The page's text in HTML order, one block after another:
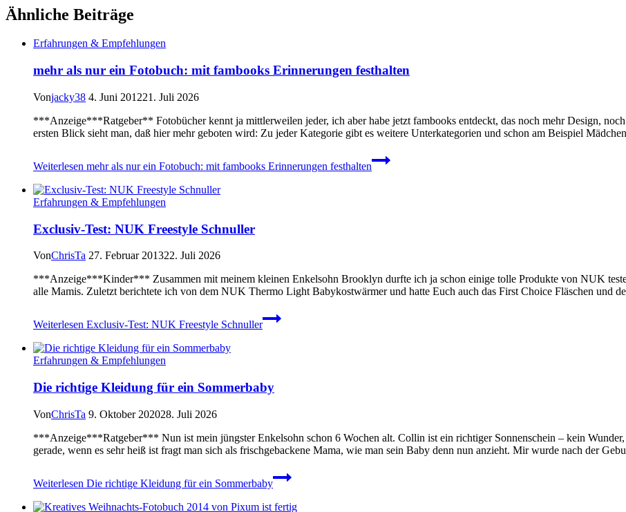
Ähnliche Beiträge
Erfahrungen & Empfehlungen
mehr als nur ein Fotobuch: mit fambooks Erinnerungen festhalten
Vonjacky38 4. Juni 201221. Juli 2026
***Anzeige***Ratgeber** Fotobücher kennt ja mittlerweilen jeder, ich aber habe jetzt fambooks entdeckt, das noch mehr Design,
ersten Blick sieht man, daß hier mehr geboten wird: Zu jeder Kategorie gibt es weitere Unterkategorien und schon am Beispiel
Weiterlesen mehr als nur ein Fotobuch: mit fambooks Erinnerungen festhalten
Erfahrungen & Empfehlungen
Exclusiv-Test: NUK Freestyle Schnuller
VonChrisTa 27. Februar 201322. Juli 2026
***Anzeige***Kinder*** Zusammen mit meinem kleinen Enkelsohn Brooklyn durfte ich ja schon einige tolle Produkte von NUK
alle Mamis. Zuletzt berichtete ich von dem NUK Thermo Light Babykostwärmer und hatte Euch auch das First Choice Fläschen und
Weiterlesen Exclusiv-Test: NUK Freestyle Schnuller
Erfahrungen & Empfehlungen
Die richtige Kleidung für ein Sommerbaby
VonChrisTa 9. Oktober 202028. Juli 2026
***Anzeige***Ratgeber*** Nun ist mein jüngster Enkelsohn schon 6 Wochen alt. Collin ist ein richtiger Sonnenschein – kein Wunder,
gerade, wenn es sehr heiß ist fragt man sich als frischgebackene Mama, wie man sein Baby denn nun anzieht. Mir wurde nach der
Weiterlesen Die richtige Kleidung für ein Sommerbaby